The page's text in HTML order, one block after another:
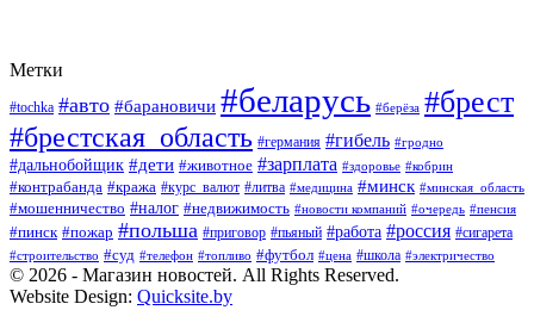
Метки
#tochka #авто #барановичи #беларусь #берёза #брест
#брестская_область #германия #гибель #гродно
#дальнобойщик #дети #животное #зарплата #здоровье #кобрин
#контрабанда #кража #курс_валют #литва #медицина #минск #минская_область
#мошенничество #налог #недвижимость #новости компаний #очередь #пенсия
#пинск #пожар #польша #приговор #пьяный #работа #россия #сигарета
#строительство #суд #телефон #топливо #футбол #цена #школа #электричество
© 2026 - Магазин новостей. All Rights Reserved.
Website Design: Quicksite.by